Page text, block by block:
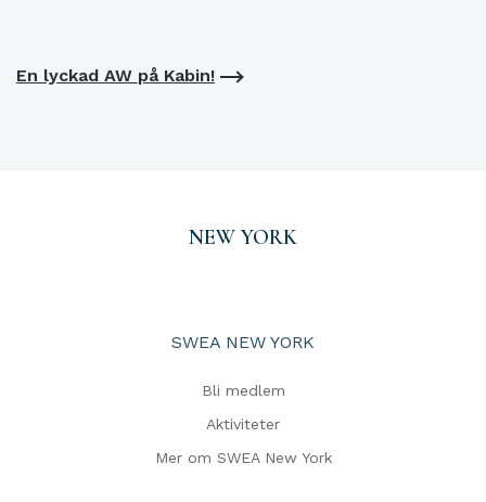
En lyckad AW på Kabin!
NEW YORK
SWEA NEW YORK
Bli medlem
Aktiviteter
Mer om SWEA New York